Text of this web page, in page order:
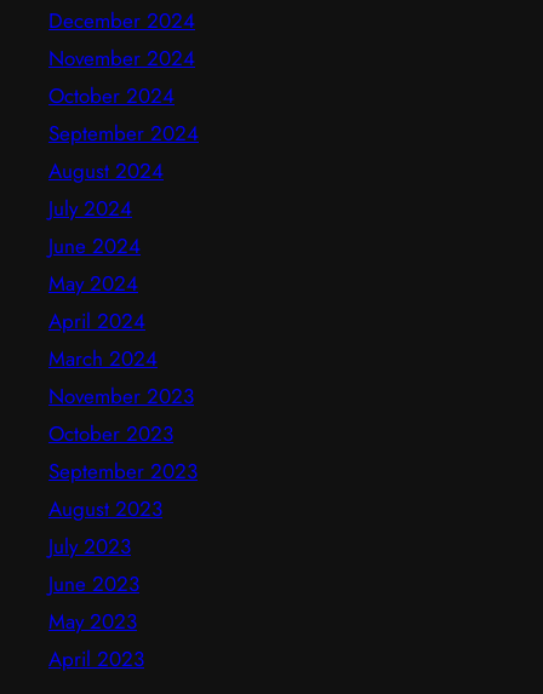
December 2024
November 2024
October 2024
September 2024
August 2024
July 2024
June 2024
May 2024
April 2024
March 2024
November 2023
October 2023
September 2023
August 2023
July 2023
June 2023
May 2023
April 2023